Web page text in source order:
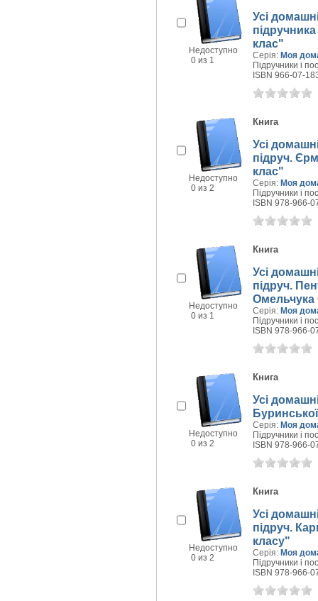
Недоступно
0 из 1
Усі
клас"
Серія: Моя
Підручники і
ISBN 966-07-
Недоступно
0 из 2
Книга
Усі
підруч.
клас"
Серія: Моя
Підручники і
ISBN 978-966-
Недоступно
0 из 1
Книга
Усі
підруч.
Омельчука
Серія: Моя
Підручники і
ISBN 978-966-
Недоступно
0 из 2
Книга
Усі
Серія: Моя
Підручники і
ISBN 978-966-
Недоступно
0 из 2
Книга
Усі
підруч.
класу"
Серія: Моя
Підручники і
ISBN 978-966-